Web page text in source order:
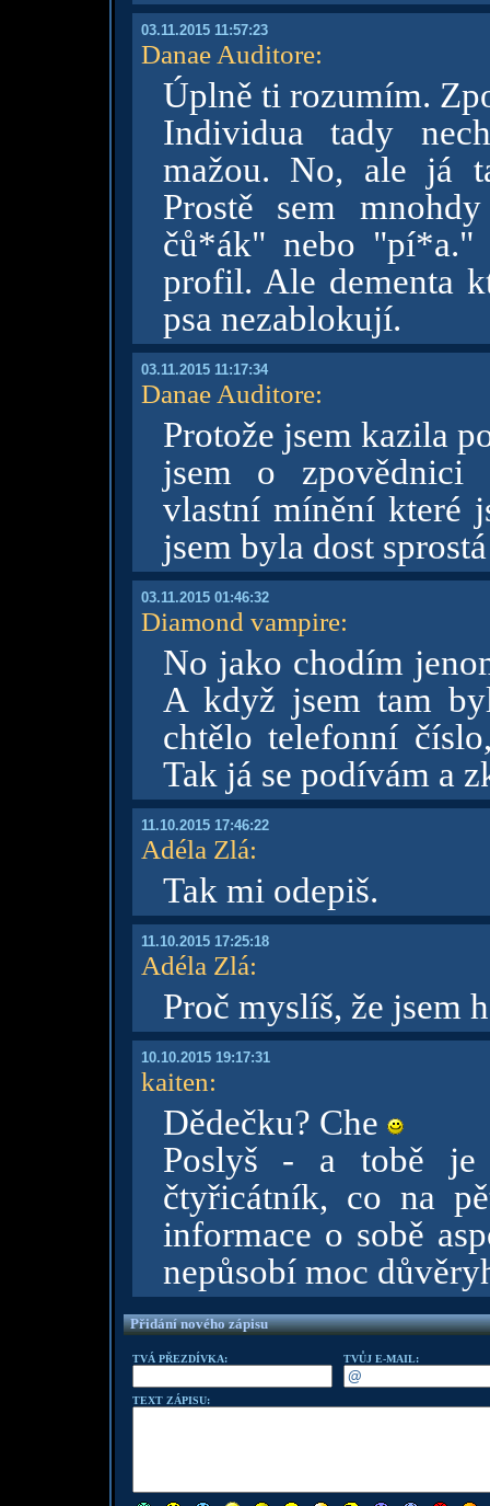
03.11.2015 11:57:23
Danae Auditore:
Úplně ti rozumím.
Individua tady
mažou. No, ale já
Prostě sem
čů*ák" nebo "pí*a."
profil. Ale dementa
psa nezablokují.
03.11.2015 11:17:34
Danae Auditore:
Protože jsem kazila
jsem o zpovědnici
vlastní mínění které
jsem byla dost
03.11.2015 01:46:32
Diamond vampire:
No jako chodím
A když jsem tam
chtělo telefonní
Tak já se podívám a
11.10.2015 17:46:22
Adéla Zlá:
Tak mi odepiš.
11.10.2015 17:25:18
Adéla Zlá:
Proč myslíš, že jsem
10.10.2015 19:17:31
kaiten:
Dědečku? Che
Poslyš - a tobě je
čtyřicátník, co na
informace o sobě
nepůsobí moc
Přidání nového zápisu
TVÁ PŘEZDÍVKA: TVŮJ E-MAIL:
TEXT ZÁPISU: